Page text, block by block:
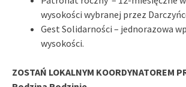
wysokości wybranej przez
Gest Solidarności – jednorazowa
wysokości.
ZOSTAŃ LOKALNYM KOORDYNATOREM